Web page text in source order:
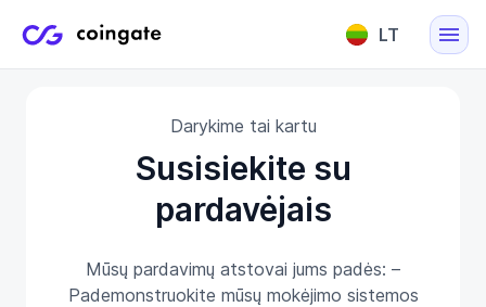
LT
Lietuvių
Darykime tai kartu
Susisiekite su
pardavėjais
Mūsų pardavimų atstovai jums padės: –
Pademonstruokite mūsų mokėjimo sistemos